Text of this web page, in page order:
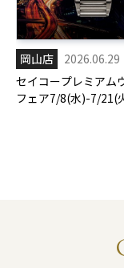
岡山店
2026.06.29
セイコープレミアム
フェア7/8(水)-7/21(